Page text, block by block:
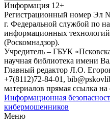
Информация 12+
Регистрационный номер Эл
г. Федеральной службой по
информационных
(Роскомнадзор).
Учредитель – ГБУК
научная библиотека имени
Главный редактор Л.О.
+7(8112)72-84-01,
материалов прямая ссылка на
Информационная
кибермошенников
Меню